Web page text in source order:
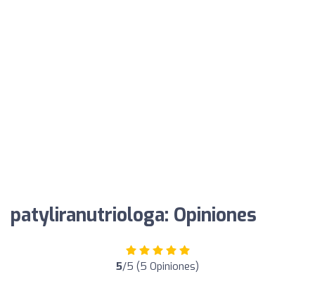
patyliranutriologa: Opiniones
5/5 (5 Opiniones)